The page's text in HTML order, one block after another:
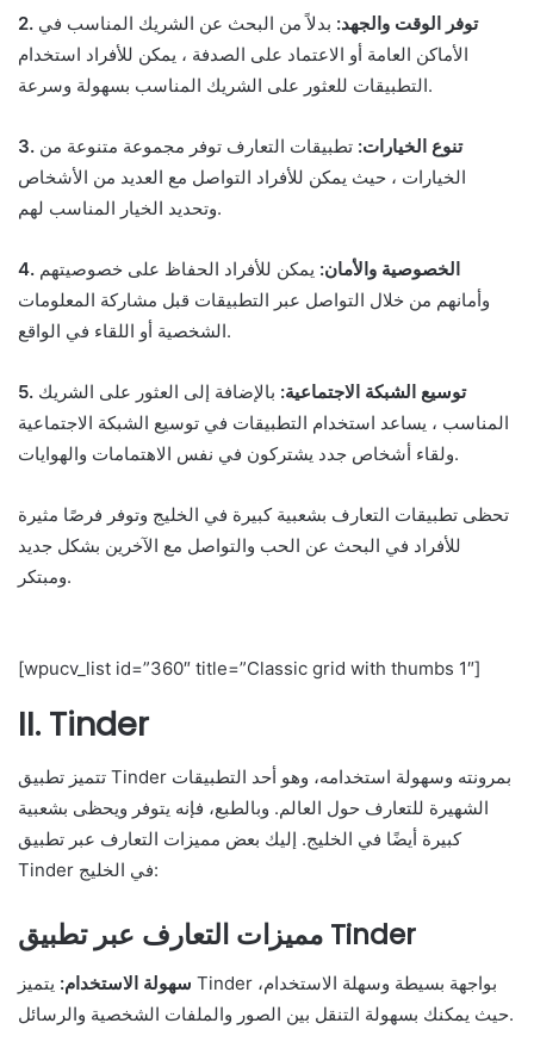
2. توفر الوقت والجهد: بدلاً من البحث عن الشريك المناسب في
الأماكن العامة أو الاعتماد على الصدفة ، يمكن للأفراد استخدام
التطبيقات للعثور على الشريك المناسب بسهولة وسرعة.
3. تنوع الخيارات: تطبيقات التعارف توفر مجموعة متنوعة من
الخيارات ، حيث يمكن للأفراد التواصل مع العديد من الأشخاص
وتحديد الخيار المناسب لهم.
4. الخصوصية والأمان: يمكن للأفراد الحفاظ على خصوصيتهم
وأمانهم من خلال التواصل عبر التطبيقات قبل مشاركة المعلومات
الشخصية أو اللقاء في الواقع.
5. توسيع الشبكة الاجتماعية: بالإضافة إلى العثور على الشريك
المناسب ، يساعد استخدام التطبيقات في توسيع الشبكة الاجتماعية
ولقاء أشخاص جدد يشتركون في نفس الاهتمامات والهوايات.
تحظى تطبيقات التعارف بشعبية كبيرة في الخليج وتوفر فرصًا مثيرة
للأفراد في البحث عن الحب والتواصل مع الآخرين بشكل جديد
ومبتكر.
[wpucv_list id=”360″ title=”Classic grid with thumbs 1″]
II. Tinder
تتميز تطبيق Tinder بمرونته وسهولة استخدامه، وهو أحد التطبيقات
الشهيرة للتعارف حول العالم. وبالطبع، فإنه يتوفر ويحظى بشعبية
كبيرة أيضًا في الخليج. إليك بعض مميزات التعارف عبر تطبيق
Tinder في الخليج:
مميزات التعارف عبر تطبيق Tinder
سهولة الاستخدام: يتميز Tinder بواجهة بسيطة وسهلة الاستخدام،
حيث يمكنك بسهولة التنقل بين الصور والملفات الشخصية والرسائل.